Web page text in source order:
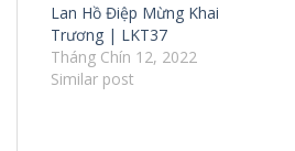
Lan Hồ Điệp Mừng Khai
Trương | LKT37
Tháng Chín 12, 2022
Similar post